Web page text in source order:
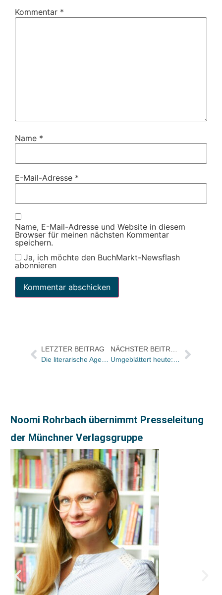
Kommentar *
Name *
E-Mail-Adresse *
Name, E-Mail-Adresse und Website in diesem
Browser für meinen nächsten Kommentar
speichern.
Ja, ich möchte den BuchMarkt-Newsflash
abonnieren
LETZTER BEITRAG
Die literarische Agentur Herbach & Haase wird 25 Jahre alt
Noomi Rohrbach übernimmt Presseleitung
der Münchner Verlagsgruppe